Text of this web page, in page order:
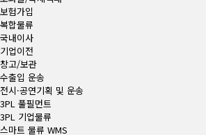
보험가입
복합물류
국내이사
기업이전
창고/보관
수출입 운송
전시·공연기획 및 운송
3PL 풀필먼트
3PL 기업물류
스마트 물류 WMS